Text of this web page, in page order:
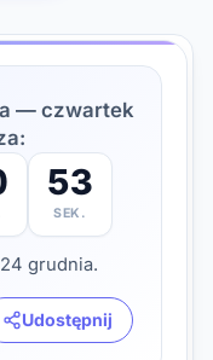
— czwartek
52
SEK.
grudnia.
Udostępnij